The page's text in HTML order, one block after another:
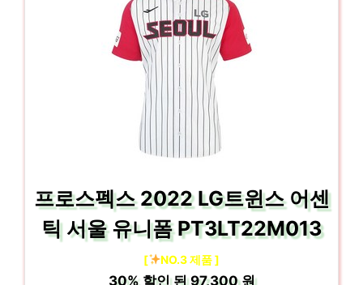
프로스펙스 2022 LG트윈스 어센
틱 서울 유니폼 PT3LT22M013
[ NO.3 제품 ]
30%할인 된97,300 원